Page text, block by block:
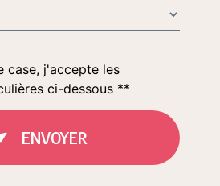
case, j'accepte les
ci-dessous **
ENVOYER